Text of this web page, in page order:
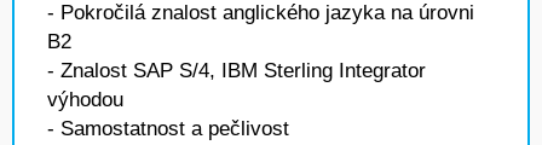
- Pokročilá znalost anglického jazyka na úrovni
B2
- Znalost SAP S/4, IBM Sterling Integrator
výhodou
- Samostatnost a pečlivost